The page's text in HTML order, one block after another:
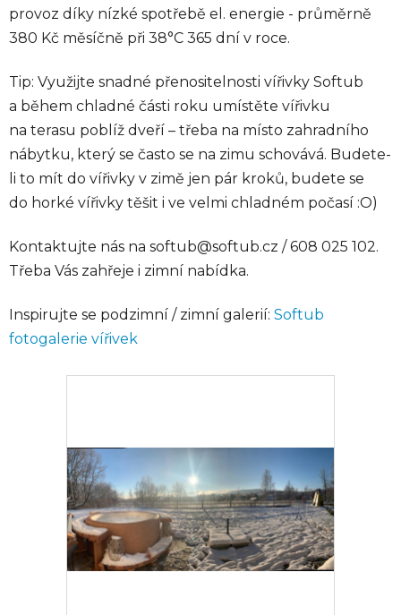
provoz díky nízké spotřebě el. energie - průměrně
380 Kč měsíčně při 38°C 365 dní v roce.
Tip: Využijte snadné přenositelnosti vířivky Softub
a během chladné části roku umístěte vířivku
na terasu poblíž dveří – třeba na místo zahradního
nábytku, který se často se na zimu schovává. Budete-
li to mít do vířivky v zimě jen pár kroků, budete se
do horké vířivky těšit i ve velmi chladném počasí :O)
Kontaktujte nás na softub@softub.cz / 608 025 102.
Třeba Vás zahřeje i zimní nabídka.
Inspirujte se podzimní / zimní galerií: Softub
fotogalerie vířivek